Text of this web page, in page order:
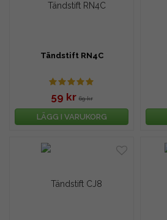
Tändstift RN4C
59 kr 69 kr
LÄGG I VARUKORG